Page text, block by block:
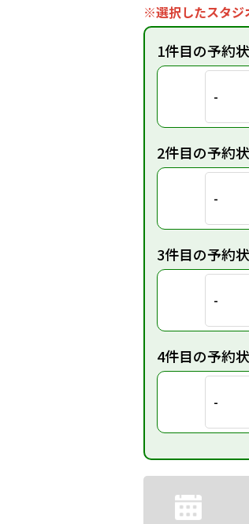
※選択したスタジ
1件目の予約
-
2件目の予約
-
3件目の予約
-
4件目の予約
-